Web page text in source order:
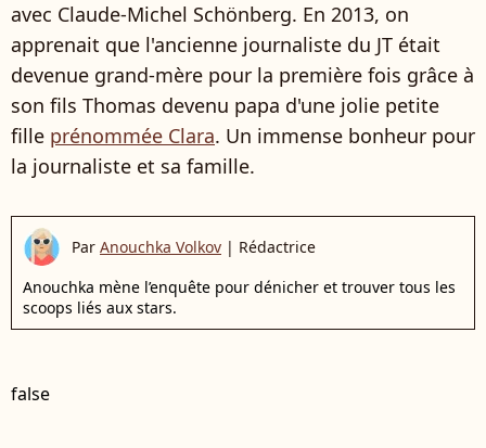
avec Claude-Michel Schönberg. En 2013, on
apprenait que l'ancienne journaliste du JT était
devenue grand-mère pour la première fois grâce à
son fils Thomas devenu papa d'une jolie petite
fille prénommée Clara. Un immense bonheur pour
la journaliste et sa famille.
Par Anouchka Volkov | Rédactrice
Anouchka mène l’enquête pour dénicher et trouver tous les
scoops liés aux stars.
false